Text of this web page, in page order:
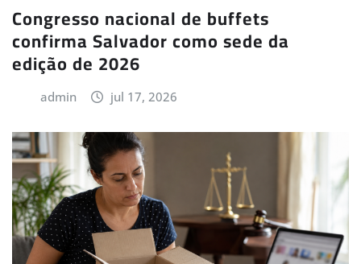
Congresso nacional de buffets
confirma Salvador como sede da
edição de 2026
admin jul 17, 2026